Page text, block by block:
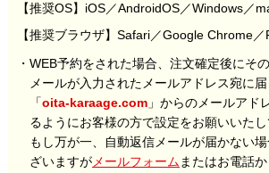
【推奨OS】iOS／AndroidOS／Windows／
【推奨ブラウザ】Safari／Google Chrome
・WEB予約をされた場合、注文確定後にそ
メールが入力されたメールアドレス宛に届
「oita-karaage.com」からのメールアド
るようにお客様の方で設定をお願いいたし
もし万が一、自動返信メールが届かない
ざいますがメールフォームまたはお電話